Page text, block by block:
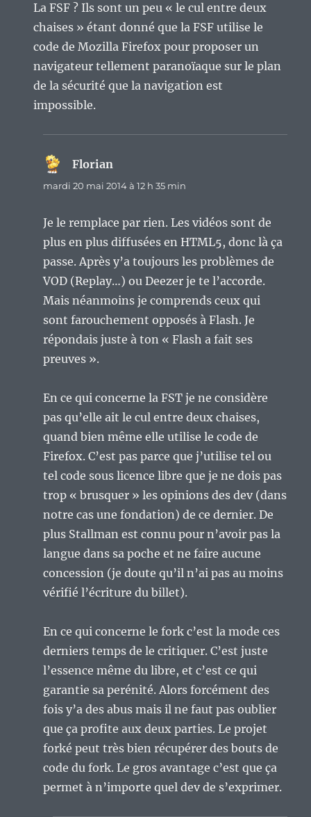
La FSF ? Ils sont un peu « le cul entre deux
chaises » étant donné que la FSF utilise le
code de Mozilla Firefox pour proposer un
navigateur tellement paranoïaque sur le plan
de la sécurité que la navigation est
impossible.
Florian
mardi 20 mai 2014 à 12 h 35 min
Je le remplace par rien. Les vidéos sont de
plus en plus diffusées en HTML5, donc là ça
passe. Après y’a toujours les problèmes de
VOD (Replay…) ou Deezer je te l’accorde.
Mais néanmoins je comprends ceux qui
sont farouchement opposés à Flash. Je
répondais juste à ton « Flash a fait ses
preuves ».
En ce qui concerne la FST je ne considère
pas qu’elle ait le cul entre deux chaises,
quand bien même elle utilise le code de
Firefox. C’est pas parce que j’utilise tel ou
tel code sous licence libre que je ne dois pas
trop « brusquer » les opinions des dev (dans
notre cas une fondation) de ce dernier. De
plus Stallman est connu pour n’avoir pas la
langue dans sa poche et ne faire aucune
concession (je doute qu’il n’ai pas au moins
vérifié l’écriture du billet).
En ce qui concerne le fork c’est la mode ces
derniers temps de le critiquer. C’est juste
l’essence même du libre, et c’est ce qui
garantie sa perénité. Alors forcément des
fois y’a des abus mais il ne faut pas oublier
que ça profite aux deux parties. Le projet
forké peut très bien récupérer des bouts de
code du fork. Le gros avantage c’est que ça
permet à n’importe quel dev de s’exprimer.